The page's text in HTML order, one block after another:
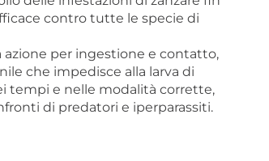
contro tutte le specie di
azione per ingestione e contatto,
che impedisce alla larva di
tempi e nelle modalità corrette,
di predatori e iperparassiti.